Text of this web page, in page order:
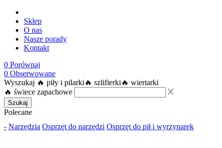
Sklep
O nas
Nasze porady
Kontakt
0 Porównaj
0 Obserwowane
Wyszukaj 🔥 piły i pilarki 🔥 szlifierki 🔥 wiertarki
🔥 świece zapachowe
Szukaj
Polecane
- Narzędzia Osprzęt do narzędzi Osprzęt do pił i wyrzynarek